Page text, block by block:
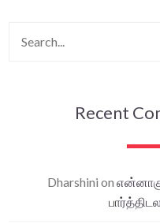
Recent
Dharshini on